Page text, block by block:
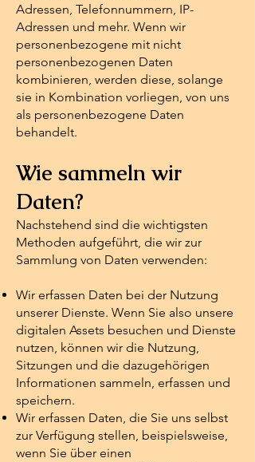
Adressen, Telefonnummern, IP-
Adressen und mehr. Wenn wir
personenbezogene mit nicht
personenbezogenen Daten
kombinieren, werden diese, solange
sie in Kombination vorliegen, von uns
als personenbezogene Daten
behandelt.
Wie sammeln wir
Daten?
Nachstehend sind die wichtigsten
Methoden aufgeführt, die wir zur
Sammlung von Daten verwenden:
Wir erfassen Daten bei der Nutzung
unserer Dienste. Wenn Sie also unsere
digitalen Assets besuchen und Dienste
nutzen, können wir die Nutzung,
Sitzungen und die dazugehörigen
Informationen sammeln, erfassen und
speichern.
Wir erfassen Daten, die Sie uns selbst
zur Verfügung stellen, beispielsweise,
wenn Sie über einen